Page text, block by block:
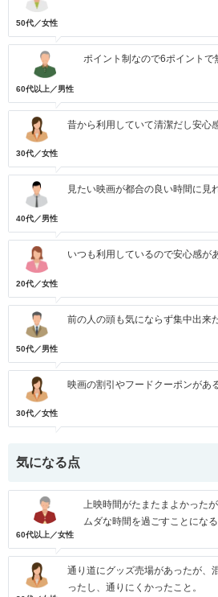
50代／女性
60代以上／男性
ポイント制なので6ポイントで
30代／女性
昔から利用していて清潔だし安心
40代／男性
見たい映画が都合の良い時間に見
20代／女性
いつも利用しているので安心感が
50代／男性
前の人の頭も気にならず集中出来た
30代／女性
映画の割引やフードクーポンがある
気になる点
60代以上／女性
上映時間がたまたまよかった
ムダな時間を過ごすことにな
通り道にグッズ売場があったが、
ったし、通りにくかったこと。